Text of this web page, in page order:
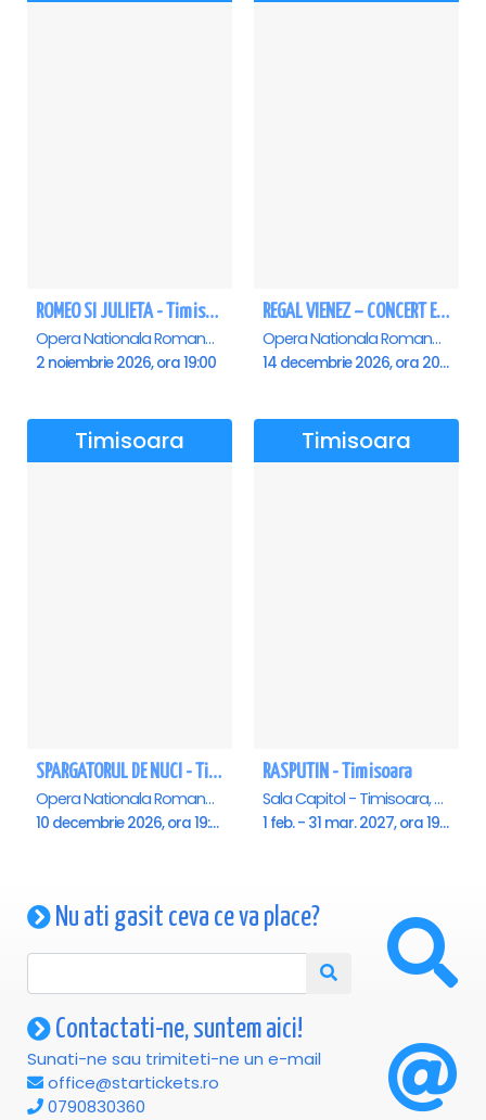
ROMEO SI JULIETA - Timisoara
Opera Nationala Romana , Timisoara
2 noiembrie 2026, ora 19:00
REGAL VIENEZ – CONCERT EXTRAORDINAR DE CRACIUN - Timisoara
Opera Nationala Romana , Timisoara
14 decembrie 2026, ora 20:00
Timisoara
SPARGATORUL DE NUCI - Timisoara
Opera Nationala Romana , Timisoara
10 decembrie 2026, ora 19:00
Timisoara
RASPUTIN - Timisoara
Sala Capitol - Timisoara, Timisoara
1 feb. - 31 mar. 2027, ora 19:00
Nu ati gasit ceva ce va place?
Contactati-ne, suntem aici!
Sunati-ne sau trimiteti-ne un e-mail
office@startickets.ro
0790830360